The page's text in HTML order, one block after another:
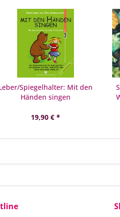
Spiegelhalter: Mit den
Händen singen
19,90 € *